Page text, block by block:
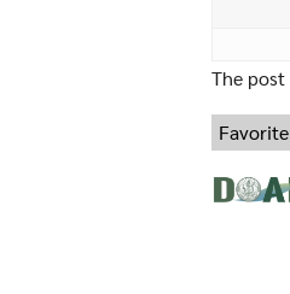
The post
Favorite